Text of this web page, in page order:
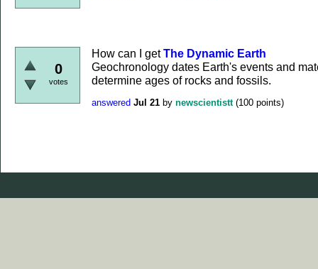
0
votes
How can I getThe Dynamic Earth
Geochronology dates Earth's events and
determine ages of rocks and fossils.
answered Jul 21 by newscientistt (100 points)